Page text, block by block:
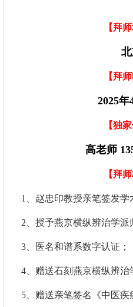
【拜师
【拜师
2025年
【独家
高老师
【拜师
1、赵忠印教授亲笔签发学
2、授予燕京横纵辨治学派
3、医名和谱系数字认证；
4、赠送石刻燕京横纵辨治
5、赠送亲笔签名《中医疾